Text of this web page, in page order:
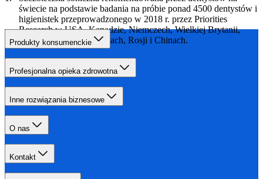
świecie na podstawie badania na próbie ponad 4500 dentystów i
higienistek przeprowadzonego w 2018 r. przez Priorities
Research w USA, Kanadzie, Niemczech, Wielkiej Brytanii,
Holandii, Japonii, Czechach, Rosji i Chinach.
Produkty konsumenckie
Profesjonalna opieka zdrowotna
Inne rozwiązania biznesowe
O nas
Kontakt